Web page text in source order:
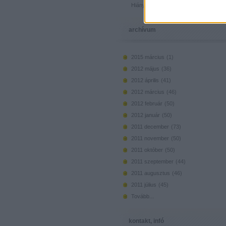
Hiányzó elemek beszerzése
archívum
2015 március (
)
2012 május ( 36 )
2012 április ( 41
)
2012 március ( 46 )
2012 február ( 50)
2012 január ( 50)
2011 december ( 73)
2011 november ( 50)
2011 október ( 50)
2011 szeptember ( 44)
2011 augusztus ( 46 )
2011 július ( 45)
Tovább
kontakt, infó